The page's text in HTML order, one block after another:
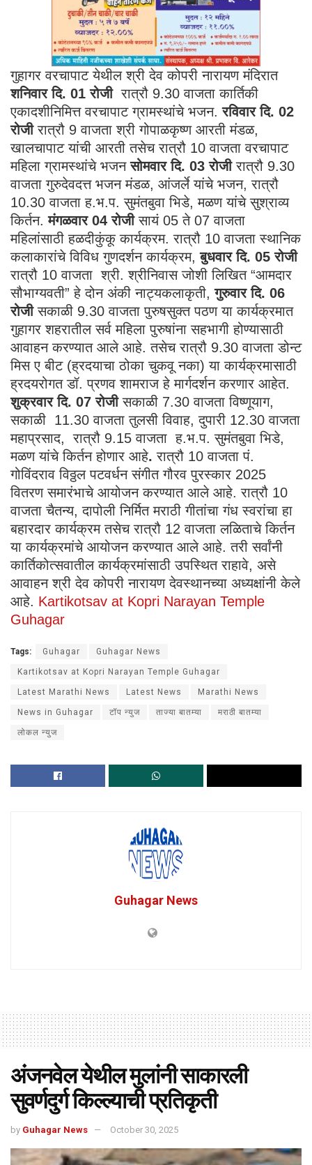
गुहागर वरचापाट येथील श्री देव कोपरी नारायण मंदिरात
शनिवार दि. 01 रोजीरात्रौ 9.30 वाजता कार्तिकी
एकादशीनिमित्त वरचापाट ग्रामस्थांचे भजन.रविवार दि. 02
रोजीरात्रौ 9 वाजता श्री गोपाळकृष्ण आरती मंडळ,
खालचापाट यांची आरती तसेच रात्रौ 10 वाजता वरचापाट
महिला ग्रामस्थांचे भजनसोमवार दि. 03 रोजीरात्रौ 9.30
वाजता गुरुदेवदत्त भजन मंडळ, आंजर्ले यांचे भजन, रात्रौ
10.30 वाजता ह.भ.प. सुमंतबुवा भिडे, मळण यांचे सुश्राव्य
किर्तन.मंगळवार 04 रोजीसायं 05 ते 07 वाजता
महिलांसाठी हळदीकुंकू कार्यक्रम. रात्रौ 10 वाजता स्थानिक
कलाकारांचे विविध गुणदर्शन कार्यक्रम,बुधवार दि. 05 रोजी
रात्रौ 10 वाजता श्री. श्रीनिवास जोशी लिखित “आमदार
सौभाग्यवती” हे दोन अंकी नाट्यकलाकृती,गुरुवार दि. 06
रोजीसकाळी 9.30 वाजता पुरुषसुक्त पठण या कार्यक्रमात
गुहागर शहरातील सर्व महिला पुरुषांना सहभागी होण्यासाठी
आवाहन करण्यात आले आहे. तसेच रात्रौ 9.30 वाजता डोन्ट
मिस ए बीट (ह्रदयाचा ठोका चुकवू नका) या कार्यक्रमासाठी
ह्रदयरोगत डॉ. प्रणव शामराज हे मार्गदर्शन करणार आहेत.
शुक्रवार दि. 07 रोजीसकाळी 7.30 वाजता विष्णूयाग,
सकाळी 11.30 वाजता तुलसी विवाह, दुपारी 12.30 वाजता
महाप्रसाद, रात्रौ 9.15 वाजता ह.भ.प. सुमंतबुवा भिडे,
मळण यांचे किर्तन होणार आहे.रात्रौ 10 वाजता पं.
गोविंदराव विठ्ठल पटवर्धन संगीत गौरव पुरस्कार 2025
वितरण समारंभाचे आयोजन करण्यात आले आहे. रात्रौ 10
वाजता चैतन्य, दापोली निर्मित मराठी गीतांचा गंध स्वरांचा हा
बहारदार कार्यक्रम तसेच रात्रौ 12 वाजता लळिताचे किर्तन
या कार्यक्रमांचे आयोजन करण्यात आले आहे. तरी सर्वांनी
कार्तिकोत्सवातील कार्यक्रमांसाठी उपस्थित राहावे, असे
आवाहन श्री देव कोपरी नारायण देवस्थानच्या अध्यक्षांनी केले
आहे. Kartikotsav at Kopri Narayan Temple
Guhagar
Tags: Guhagar Guhagar News
Kartikotsav at Kopri Narayan Temple Guhagar
Latest Marathi News Latest News Marathi News
News in Guhagar टॉप न्युज ताज्या बातम्या मराठी बातम्या
लोकल न्युज
Guhagar News
अंजनवेल येथील मुलांनी साकारली
सुवर्णदुर्ग किल्ल्याची प्रतिकृती
by Guhagar News October 30, 2025